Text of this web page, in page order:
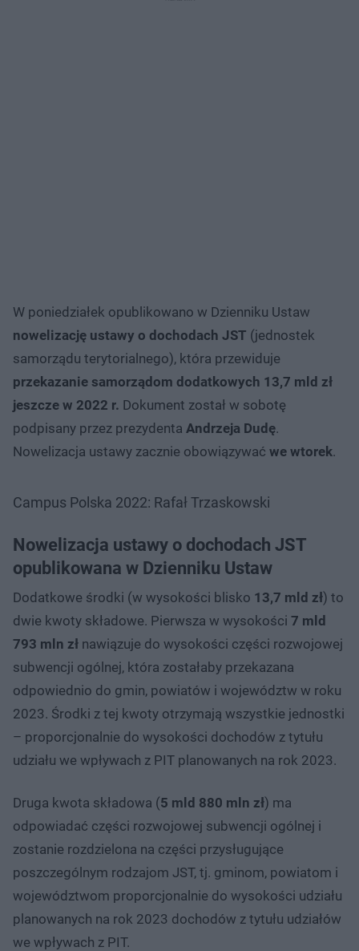
W poniedziałek opublikowano w Dzienniku Ustaw
nowelizację ustawy o dochodach JST (jednostek
samorządu terytorialnego), która przewiduje
przekazanie samorządom dodatkowych 13,7 mld zł
jeszcze w 2022 r. Dokument został w sobotę
podpisany przez prezydenta Andrzeja Dudę.
Nowelizacja ustawy zacznie obowiązywać we wtorek.
Campus Polska 2022: Rafał Trzaskowski
Nowelizacja ustawy o dochodach JST
opublikowana w Dzienniku Ustaw
Dodatkowe środki (w wysokości blisko 13,7 mld zł) to
dwie kwoty składowe. Pierwsza w wysokości 7 mld
793 mln zł nawiązuje do wysokości części rozwojowej
subwencji ogólnej, która zostałaby przekazana
odpowiednio do gmin, powiatów i województw w roku
2023. Środki z tej kwoty otrzymają wszystkie jednostki
– proporcjonalnie do wysokości dochodów z tytułu
udziału we wpływach z PIT planowanych na rok 2023.
Druga kwota składowa (5 mld 880 mln zł) ma
odpowiadać części rozwojowej subwencji ogólnej i
zostanie rozdzielona na części przysługujące
poszczególnym rodzajom JST, tj. gminom, powiatom i
województwom proporcjonalnie do wysokości udziału
planowanych na rok 2023 dochodów z tytułu udziałów
we wpływach z PIT.